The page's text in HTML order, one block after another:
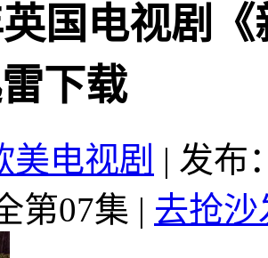
国电视剧
下载
美电视剧 | 发布
第07集 | 去抢沙